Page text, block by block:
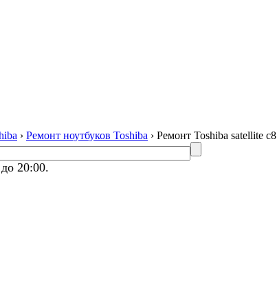
› Ремонт ноутбуков Toshiba › Ремонт Toshiba satellite
20:00.